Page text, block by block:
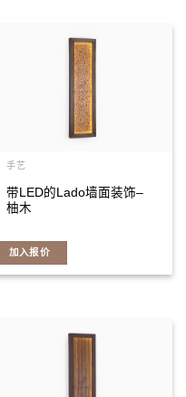
手艺
带LED的Lado墙面装饰–
柚木
加入报价